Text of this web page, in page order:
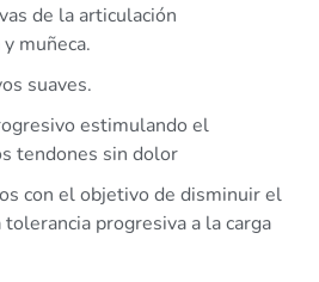
de la articulación
muñeca.
suaves.
estimulando el
tendones sin dolor
con el objetivo de disminuir el
progresiva a la carga